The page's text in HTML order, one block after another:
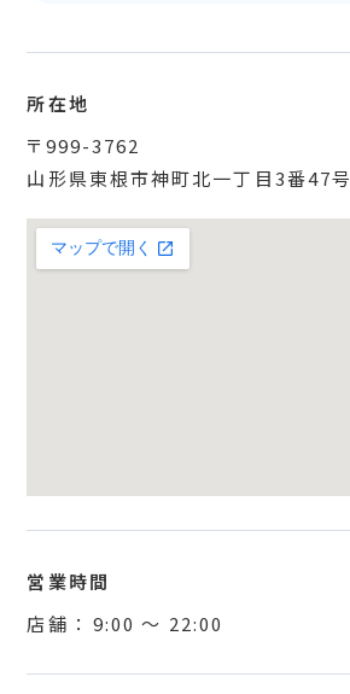
所在地
〒999-3762
山形県東根市神町北一丁目3番47号
営業時間
店舗 ： 9:00 〜 22:00